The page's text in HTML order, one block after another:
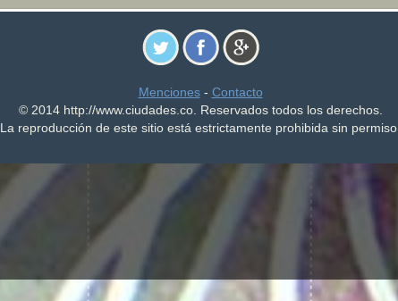
Menciones- Contacto
© 2014 http://www.ciudades.co. Reservados todos los derechos.
La reproducción de este sitio está estrictamente prohibida sin permiso.